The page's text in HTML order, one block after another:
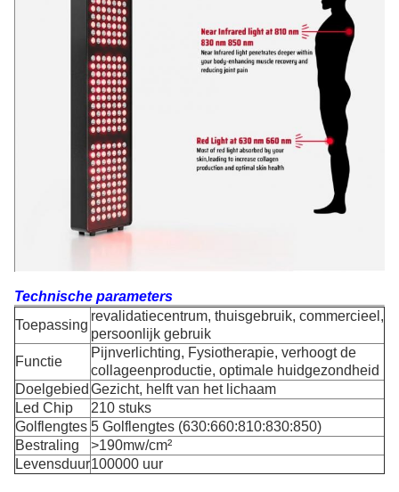
Technische parameters
Toepassing
revalidatiecentrum, thuisgebruik, commercieel,
persoonlijk gebruik
Functie
Pijnverlichting, Fysiotherapie, verhoogt de
collageenproductie, optimale huidgezondheid
Doelgebied Gezicht, helft van het lichaam
Led Chip
210 stuks
Golflengtes 5 Golflengtes (630:660:810:830:850)
Bestraling
>190mw/cm²
Levensduur100000 uur